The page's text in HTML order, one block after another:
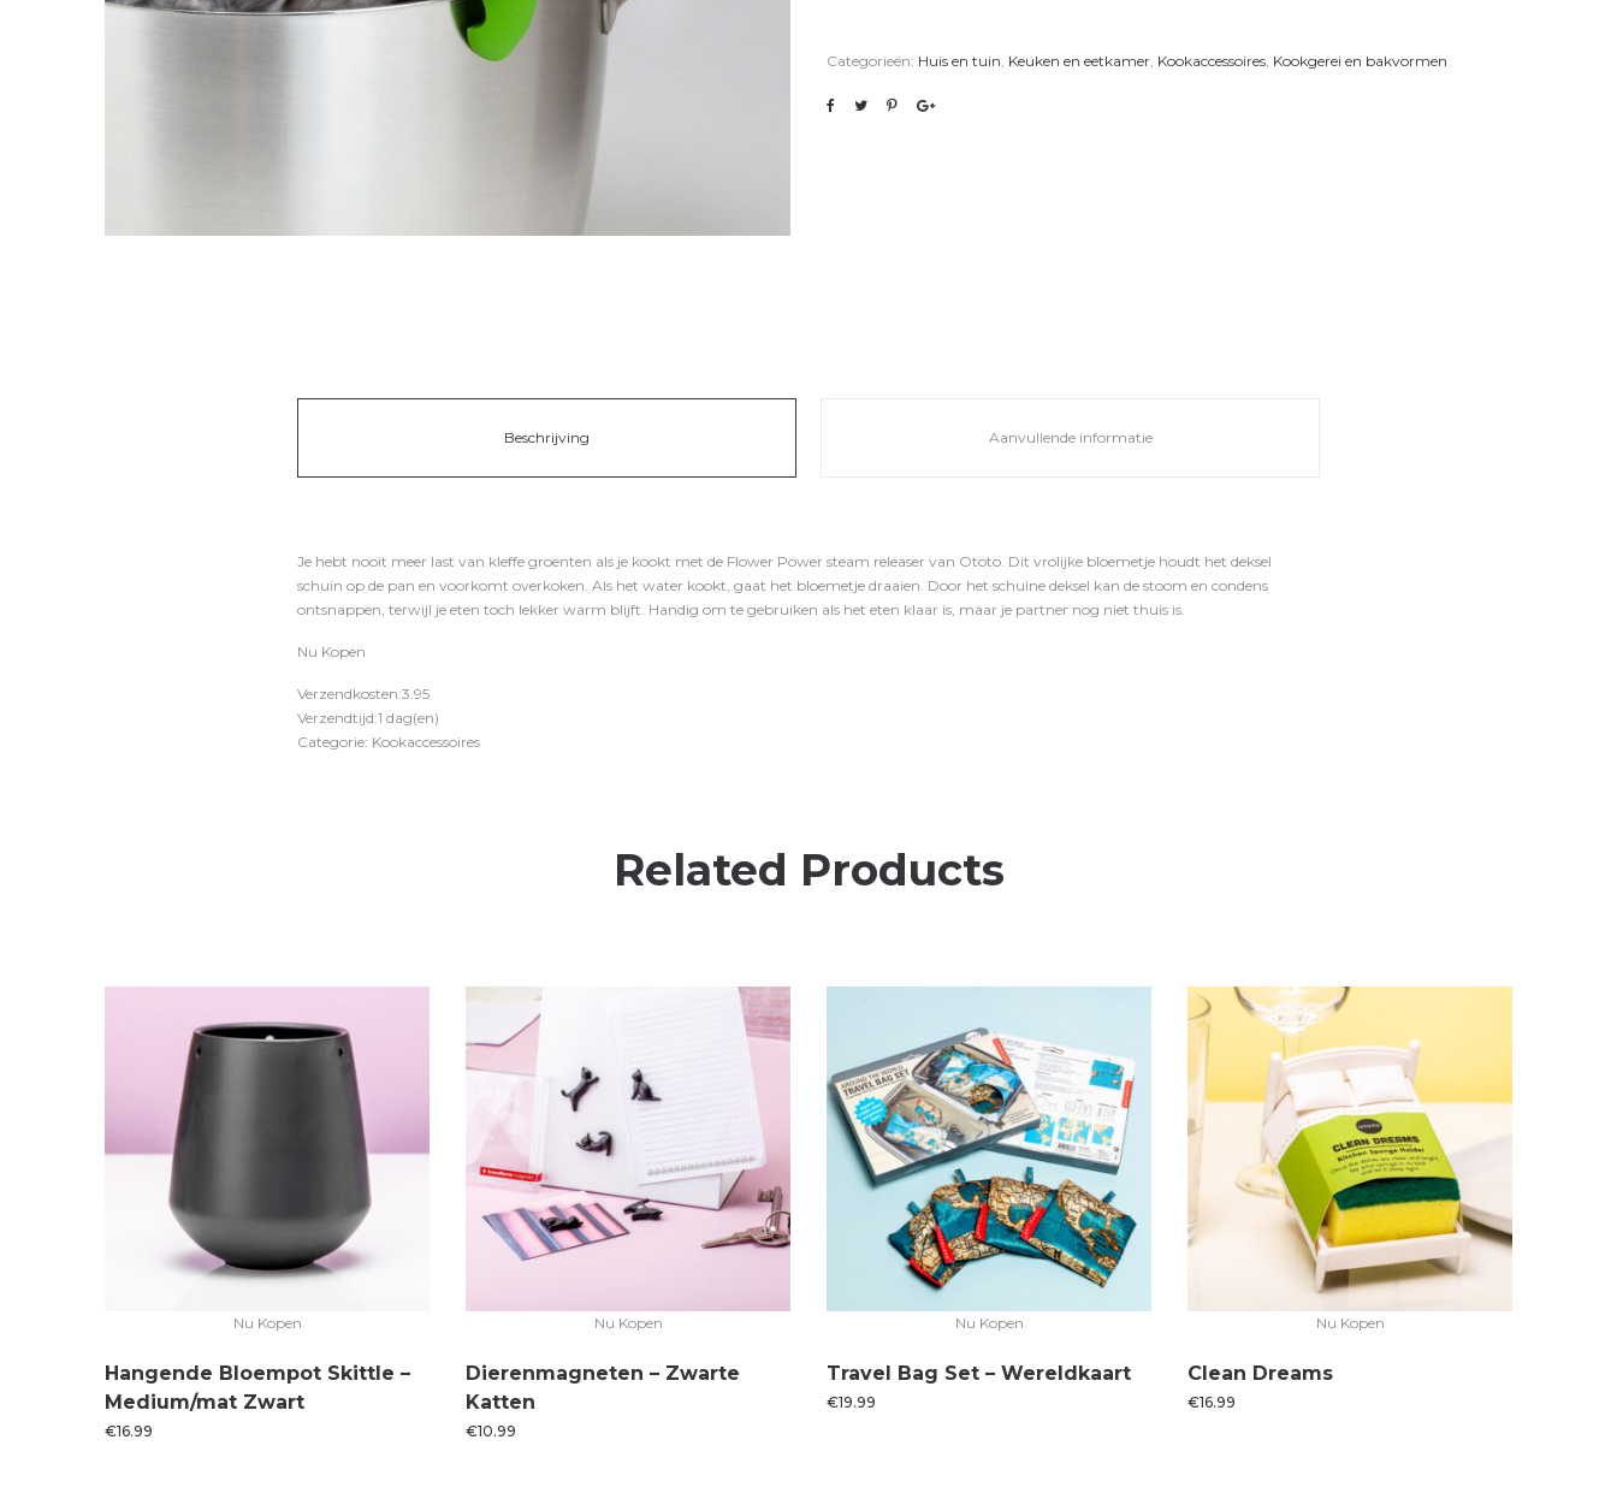
Categorieën: Huis en tuin, Keuken en eetkamer, Kookaccessoires, Kookgerei en bakvormen
Beschrijving Aanvullende informatie
Je hebt nooit meer last van kleffe groenten als je kookt met de Flower Power steam releaser van Ototo. Dit vrolijke bloemetje houdt het deksel
schuin op de pan en voorkomt overkoken. Als het water kookt, gaat het bloemetje draaien. Door het schuine deksel kan de stoom en condens
ontsnappen, terwijl je eten toch lekker warm blijft. Handig om te gebruiken als het eten klaar is, maar je partner nog niet thuis is.
Nu Kopen
Verzendkosten:3.95
Verzendtijd:1 dag(en)
Categorie: Kookaccessoires
Related Products
Nu Kopen
Hangende Bloempot Skittle –
Medium/mat Zwart
€16.99
Nu Kopen
Dierenmagneten – Zwarte
Katten
€10.99
Nu Kopen
Travel Bag Set – Wereldkaart
€19.99
Nu Kopen
Clean Dreams
€16.99